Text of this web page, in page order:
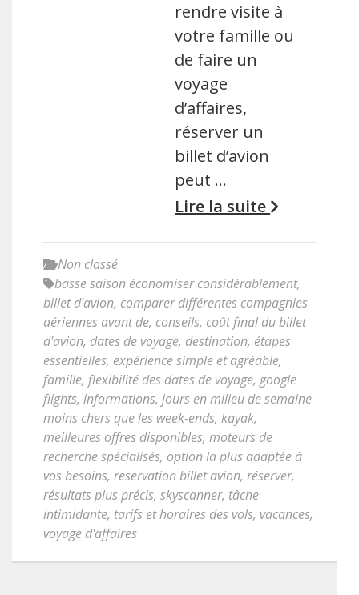
rendre visite à
votre famille ou
de faire un
voyage
d’affaires,
réserver un
billet d’avion
peut …
Lire la suite
Non classé
basse saison économiser considérablement,
billet d'avion, comparer différentes compagnies
aériennes avant de, conseils, coût final du billet
d'avion, dates de voyage, destination, étapes
essentielles, expérience simple et agréable,
famille, flexibilité des dates de voyage, google
flights, informations, jours en milieu de semaine
moins chers que les week-ends, kayak,
meilleures offres disponibles, moteurs de
recherche spécialisés, option la plus adaptée à
vos besoins, reservation billet avion, réserver,
résultats plus précis, skyscanner, tâche
intimidante, tarifs et horaires des vols, vacances,
voyage d'affaires